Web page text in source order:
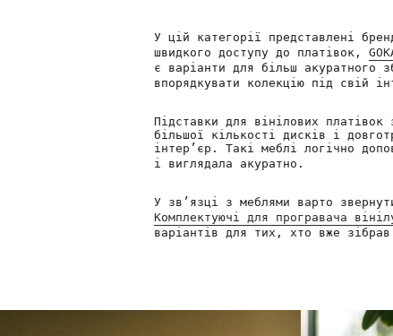
У цій категорії представлені
швидкого доступу до платівок,
є варіанти для більш акуратного
впорядкувати колекцію під свій
Підставки для вінілових
більшої кількості дисків і
інтер’єр. Такі меблі логічно
і виглядала акуратно.
У зв’язці з меблями варто
Комплектуючі для програвача
варіантів для тих, хто вже